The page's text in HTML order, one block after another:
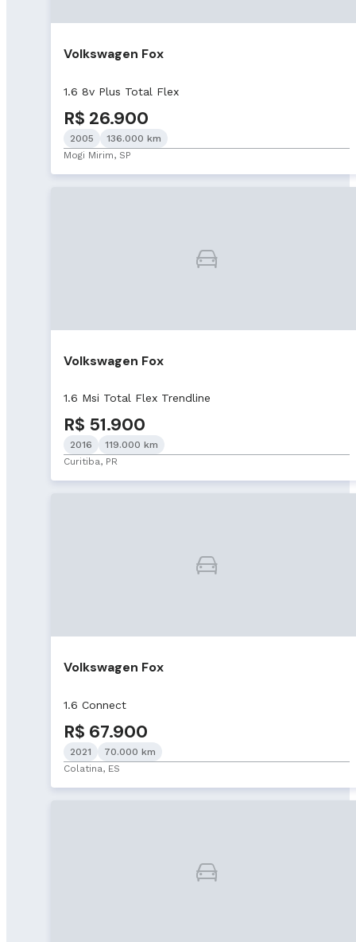
Volkswagen Fox
1.6 8v Plus Total Flex
R$ 26.900
2005
136.000 km
Mogi Mirim, SP
Volkswagen Fox
1.6 Msi Total Flex Trendline
R$ 51.900
2016
119.000 km
Curitiba, PR
Volkswagen Fox
1.6 Connect
R$ 67.900
2021
70.000 km
Colatina, ES